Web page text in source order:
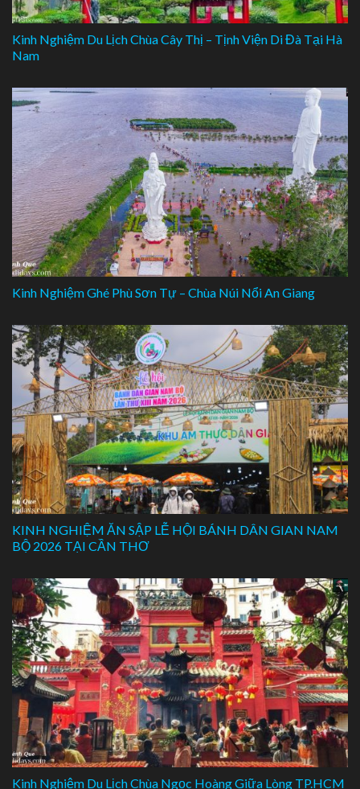
Kinh Nghiệm Du Lịch Chùa Cây Thị – Tịnh Viện Di Đà Tại Hà
Nam
Kinh Nghiệm Ghé Phù Sơn Tự – Chùa Núi Nổi An Giang
KINH NGHIỆM ĂN SẬP LỄ HỘI BÁNH DÂN GIAN NAM
BỘ 2026 TẠI CẦN THƠ
Kinh Nghiệm Du Lịch Chùa Ngọc Hoàng Giữa Lòng TP.HCM